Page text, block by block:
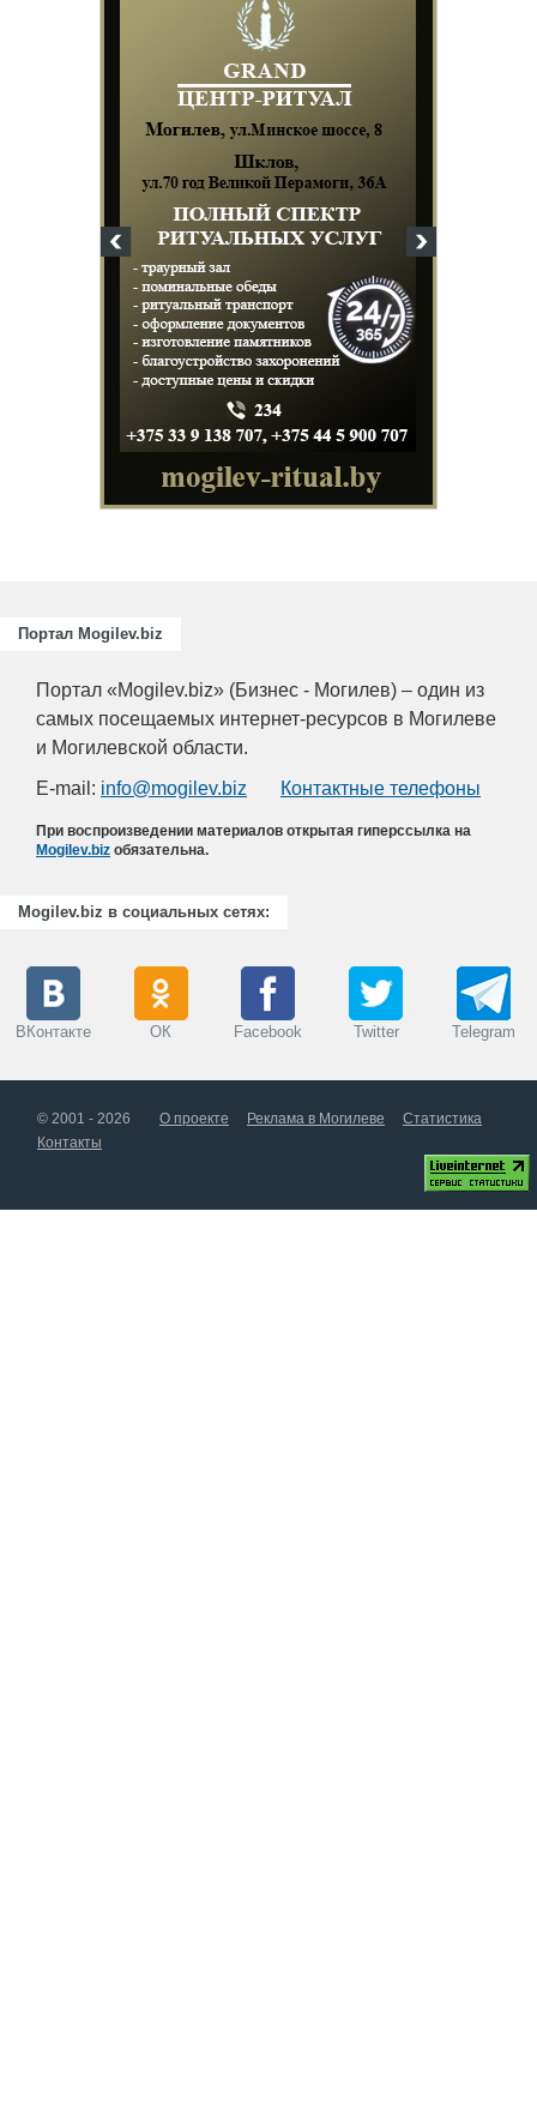
Портал Mogilev.biz
Портал «Mogilev.biz» (Бизнес - Могилев) – один из
самых посещаемых интернет-ресурсов в Могилеве
и Могилевской области.
E-mail: info@mogilev.biz Контактные телефоны
При воспроизведении материалов открытая гиперссылка на
Mogilev.biz обязательна.
Mogilev.biz в социальных сетях:
ВКонтакте ОК Facebook Twitter Telegram
© 2001 - 2026 О проекте Реклама в Могилеве
Статистика
Контакты